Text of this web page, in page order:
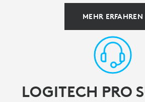
MEHR ERFAHREN
LOGITECH PRO